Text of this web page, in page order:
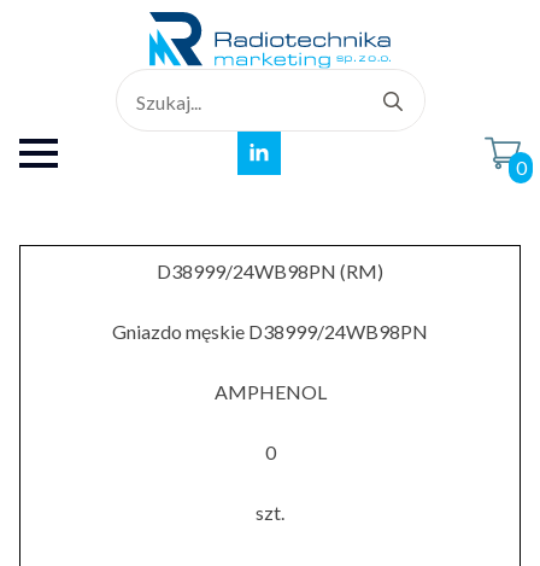
for:
0
D38999/24WB98PN (RM)
Gniazdo męskie D38999/24WB98PN
AMPHENOL
0
szt.